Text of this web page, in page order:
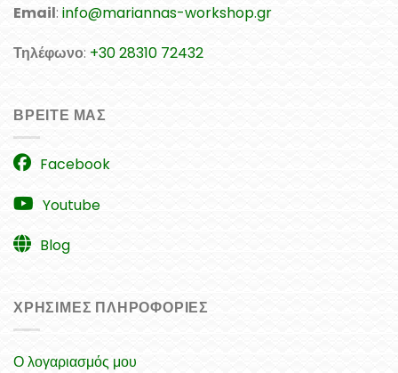
Email: info@mariannas-workshop.gr
Τηλέφωνο: +30 28310 72432
ΒΡΕΊΤΕ ΜΑΣ
Facebook
Youtube
Blog
ΧΡΉΣΙΜΕΣ ΠΛΗΡΟΦΟΡΊΕΣ
Ο λογαριασμός μου